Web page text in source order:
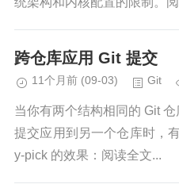
跨仓库应用 Git 提交
11个月前 (09-03) Git
当你有两个结构相同的 Git
提交应用到另一个仓库时，
y-pick 的效果：阅读全文...